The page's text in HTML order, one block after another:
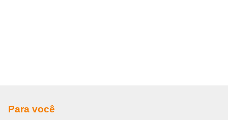
Para você